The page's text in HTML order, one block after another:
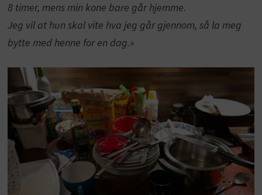
8 timer, mens min kone bare går hjemme.
Jeg vil at hun skal vite hva jeg går gjennom, så la meg
bytte med henne for en dag.»